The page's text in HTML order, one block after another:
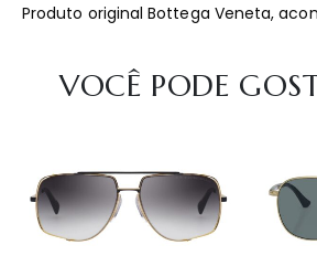
Produto original Bottega Veneta,
VOCÊ PODE